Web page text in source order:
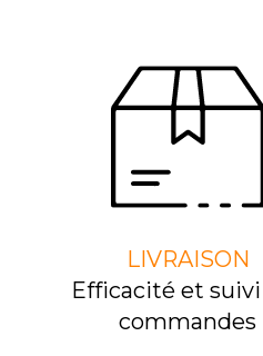
LIVRAISON
Efﬁcacité et
commandes